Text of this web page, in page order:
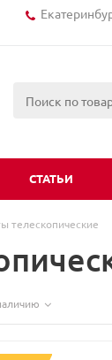
СТАТЬИ
телескопические